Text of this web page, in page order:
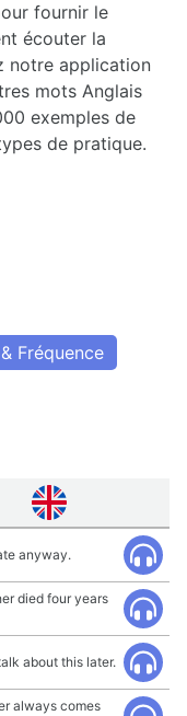
fournir le
écouter la
notre application
mots Anglais
exemples de
de pratique.
Fréquence
anyway.
died four years
about this later.
always comes